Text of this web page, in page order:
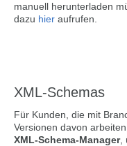
manuell herunterladen
dazu hier aufrufen.
XML-Schemas
Für Kunden, die mit
Versionen davon
XML-Schema-Manager,